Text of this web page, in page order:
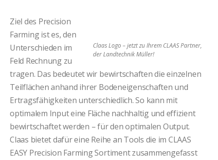
Claas Logo – jetzt zu Ihrem CLAAS Partner,
der Landtechnik Müller!
Ziel des Precision
Farming ist es, den
Unterschieden im
Feld Rechnung zu
tragen. Das bedeutet wir bewirtschaften die einzelnen
Teilflächen anhand ihrer Bodeneigenschaften und
Ertragsfähigkeiten unterschiedlich. So kann mit
optimalem Input eine Fläche nachhaltig und effizient
bewirtschaftet werden – für den optimalen Output.
Claas bietet dafür eine Reihe an Tools die im CLAAS
EASY Precision Farming Sortiment zusammengefasst